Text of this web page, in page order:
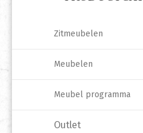
Zitmeubelen
Meubelen
Meubel programma
Outlet